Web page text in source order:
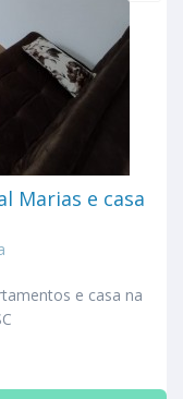
Marias e casa
e casa na